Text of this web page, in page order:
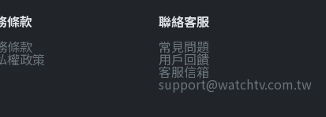
條款
條款
權政策
聯絡客服
常見問題
用戶回饋
客服信箱
support@watchtv.com.tw